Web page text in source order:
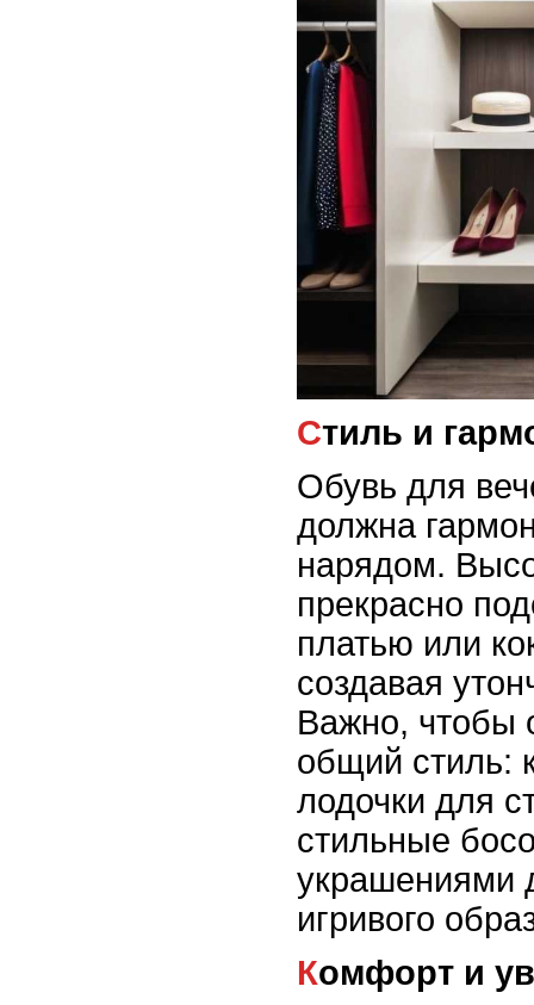
Стиль и
Обувь для
должна
нарядом.
прекрасно
платью или
создавая
Важно, чтобы
общий стиль:
лодочки для
стильные
украшениями
игривого
Комфорт и